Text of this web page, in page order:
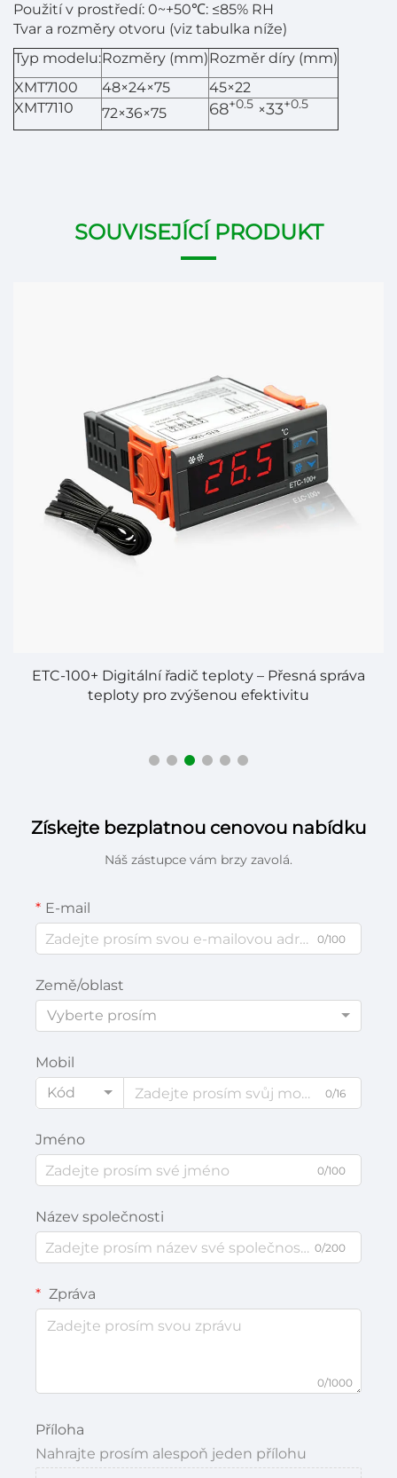
Použití v prostředí: 0~+50℃: ≤85% RH
Tvar a rozměry otvoru (viz tabulka níže)
Typ modelu:Rozměry (mm)Rozměr díry (mm)
XMT7100
48×24×75
45×22
XMT7110
72×36×75 68+0.5 ×33+0.5
SOUVISEJÍCÍ PRODUKT
ETC-100+ Digitální řadič teploty – Přesná správa
teploty pro zvýšenou efektivitu
Získejte bezplatnou cenovou nabídku
Náš zástupce vám brzy zavolá.
E-mail
0/100
Země/oblast
Vyberte prosím
Mobil
Kód
0/16
Jméno
0/100
Název společnosti
0/200
Zpráva
0/1000
Příloha
Nahrajte prosím alespoň jeden přílohu